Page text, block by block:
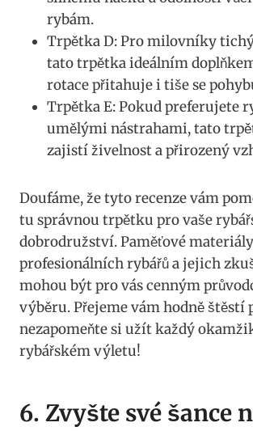
rybám.
Trpětka D: Pro milovníky
⁤tato‍ trpětka ideálním
rotace⁢ přitahuje i tiše se
Trpětka⁣ E: Pokud preferujete
umělými nástrahami, tato
zajistí živelnost a přirozený
Doufáme, že tyto recenze vám
tu správnou trpětku⁢ pro vaše
dobrodružství. Paměťové
profesionálních​ rybářů a ‌jejich
mohou být pro vás cenným
výběru. Přejeme vám hodně štěstí
nezapomeňte si užít každý‍
rybářském výletu!
6. Zvyšte své ‌šance